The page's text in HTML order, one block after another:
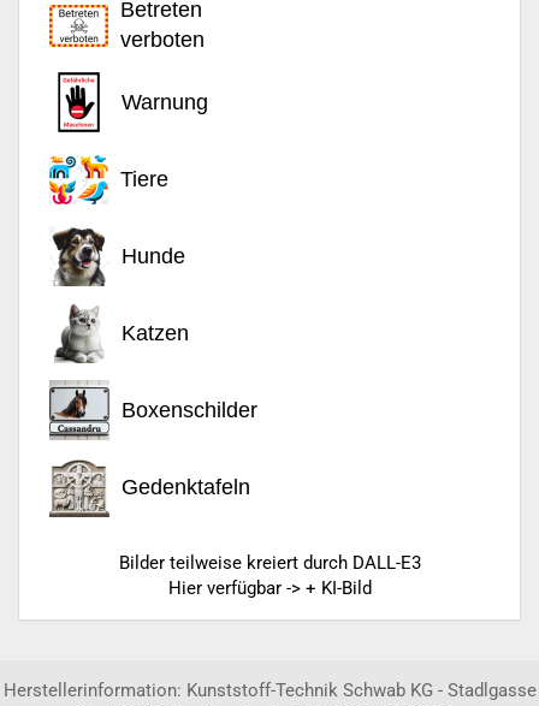
Betreten
verboten
Warnung
Tiere
Hunde
Katzen
Boxenschilder
Gedenktafeln
Bilder teilweise kreiert durch DALL-E3
Hier verfügbar -> + KI-Bild
Herstellerinformation: Kunststoff-Technik Schwab KG - Stadlgasse